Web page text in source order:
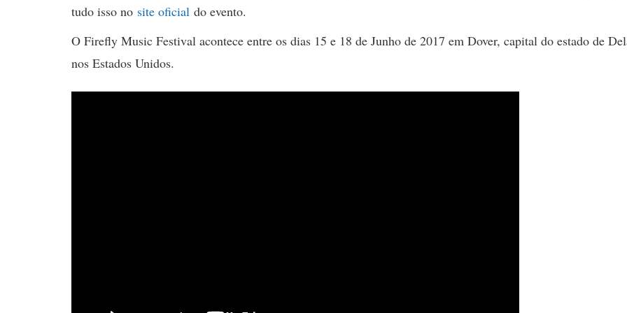
tudo isso no site oficial do evento.
O Firefly Music Festival acontece entre os dias 15 e 18 de Junho de 2017 em Dover, capital do estado de
nos Estados Unidos.